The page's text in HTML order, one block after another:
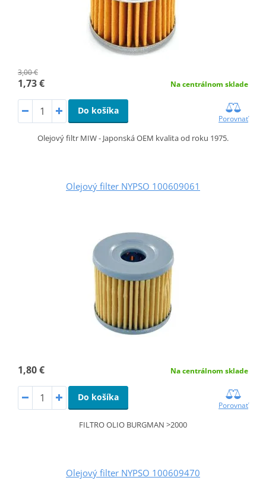
3,00 €
1,73 € Na centrálnom sklade
Do košíka
Porovnať
Olejový filtr MIW - Japonská OEM kvalita od roku 1975.
Olejový filter NYPSO 100609061
1,80 € Na centrálnom sklade
Do košíka
Porovnať
FILTRO OLIO BURGMAN >2000
Olejový filter NYPSO 100609470